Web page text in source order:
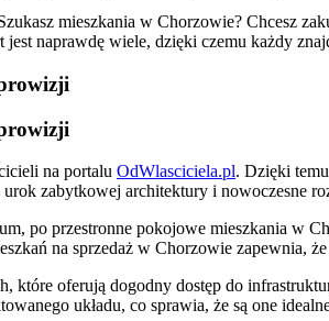
mieszkania w Chorzowie? Chcesz
naprawdę wiele, dzięki czemu każdy
na portalu OdWlasciciela.pl. Dzięki
zabytkowej architektury i nowoczesne
po przestronne pokojowe mieszkania w
na sprzedaż w Chorzowie zapewnia,
które oferują dogodny dostęp do
układu, co sprawia, że są one